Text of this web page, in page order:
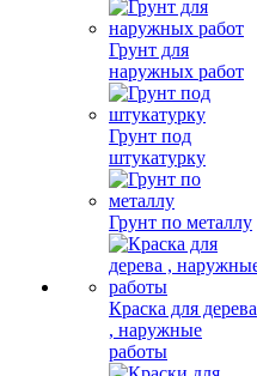
Грунт для
наружных работ
Грунт под
штукатурку
Грунт по металлу
Краска для дерева
, наружные
работы